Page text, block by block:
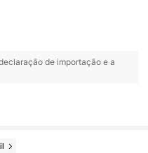
de importação e a